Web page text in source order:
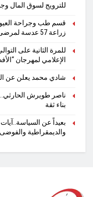
للترويج لسوق المال
قسم طب وجراحة
زراعة 57 عدسة لمرضى المياه البيضاء
للمرة الثانية على
الإعلامي لمهرجان
شادي محمد يعلن عن
ناصر طويرش
بناء ثقة
بعيداً عن
والديمقراطية والفوضى